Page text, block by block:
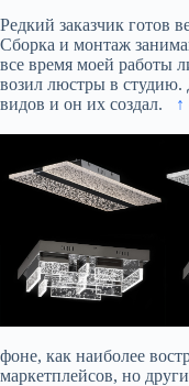
Редкий заказчик готов
Сборка и монтаж
все время моей работы
возил люстры в студию.
видов и он их создал.
фоне, как наиболее
маркетплейсов, но